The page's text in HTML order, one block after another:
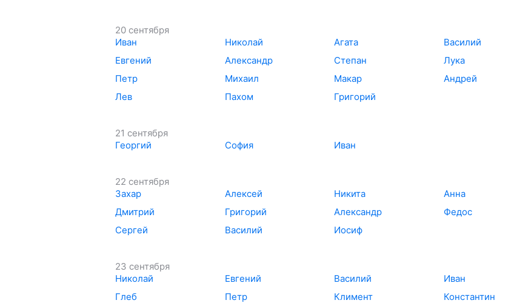
20 сентября
Иван
Николай Агата
Василий
Евгений
Александр Степан
Лука
Петр
Михаил Макар
Андрей
Лев
Пахом Григорий
21 сентября
Георгий
София Иван
22 сентября
Захар
Алексей Никита
Анна
Дмитрий
Григорий Александр
Федос
Сергей
Василий Иосиф
23 сентября
Николай
Евгений Василий
Иван
Глеб
Петр Климент
Константин